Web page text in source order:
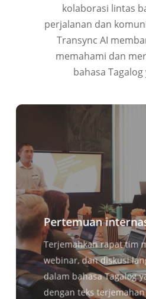
kolaborasi lintas
perjalanan dan
Transync AI
memahami dan
bahasa Tagalog
Pertemuan
Terjemahkan rapat tim
webinar, dan diskusi
dalam bahasa Tagalog
dengan teks